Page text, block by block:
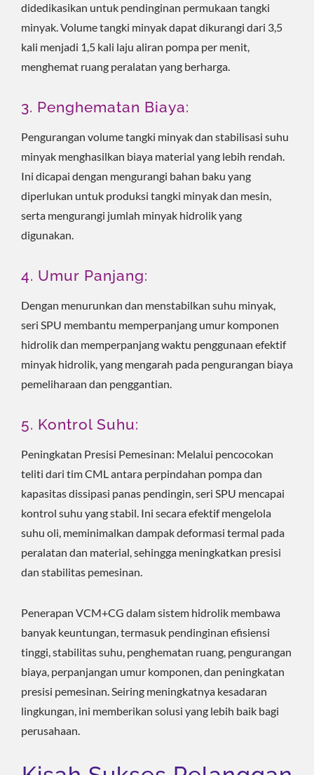
didedikasikan untuk pendinginan permukaan tangki
minyak. Volume tangki minyak dapat dikurangi dari 3,5
kali menjadi 1,5 kali laju aliran pompa per menit,
menghemat ruang peralatan yang berharga.
3. Penghematan Biaya:
Pengurangan volume tangki minyak dan stabilisasi suhu
minyak menghasilkan biaya material yang lebih rendah.
Ini dicapai dengan mengurangi bahan baku yang
diperlukan untuk produksi tangki minyak dan mesin,
serta mengurangi jumlah minyak hidrolik yang
digunakan.
4. Umur Panjang:
Dengan menurunkan dan menstabilkan suhu minyak,
seri SPU membantu memperpanjang umur komponen
hidrolik dan memperpanjang waktu penggunaan efektif
minyak hidrolik, yang mengarah pada pengurangan biaya
pemeliharaan dan penggantian.
5. Kontrol Suhu:
Peningkatan Presisi Pemesinan: Melalui pencocokan
teliti dari tim CML antara perpindahan pompa dan
kapasitas dissipasi panas pendingin, seri SPU mencapai
kontrol suhu yang stabil. Ini secara efektif mengelola
suhu oli, meminimalkan dampak deformasi termal pada
peralatan dan material, sehingga meningkatkan presisi
dan stabilitas pemesinan.
Penerapan VCM+CG dalam sistem hidrolik membawa
banyak keuntungan, termasuk pendinginan efisiensi
tinggi, stabilitas suhu, penghematan ruang, pengurangan
biaya, perpanjangan umur komponen, dan peningkatan
presisi pemesinan. Seiring meningkatnya kesadaran
lingkungan, ini memberikan solusi yang lebih baik bagi
perusahaan.